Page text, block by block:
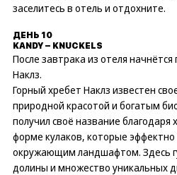
заселитесь в отель и отдохните.
ДЕНЬ 10
KANDY – KNUCKELS
После завтрака из отеля
Наклз.
Горный хребет Наклз известен
природной красотой и богатым
получил своё название
форме кулаков, которые
окружающим ландшафтом. Здесь
долины и множество уникальных